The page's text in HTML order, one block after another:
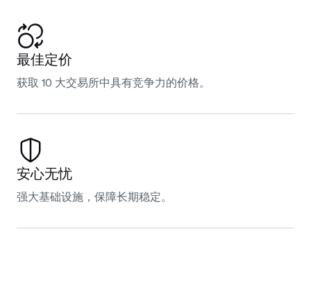
最佳定价
获取 10 大交易所中具有竞争力的价格。
安心无忧
强大基础设施，保障长期稳定。